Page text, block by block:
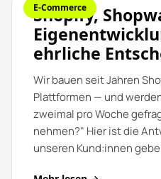
E-Commerce
Shopify,
ehrliche
Wir bauen seit Jahren
Plattformen — und
zweimal pro Woche
nehmen?" Hier ist die
unseren Kund:innen